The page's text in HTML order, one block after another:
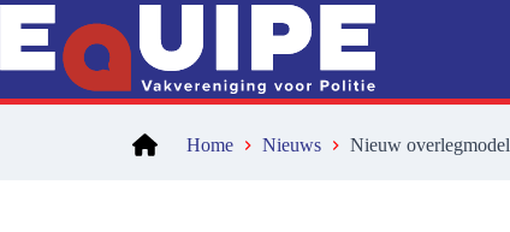
Ga
naar
inhoud
Home Nieuws Nieuw overlegmodel